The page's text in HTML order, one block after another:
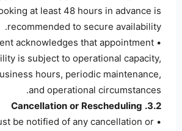
at least 48 hours in advance is
recommended to secure availability.
acknowledges that appointment
is subject to operational capacity,
hours, periodic maintenance,
and operational circumstances.
3.2. Cancellation or Rescheduling
be notified of any cancellation or